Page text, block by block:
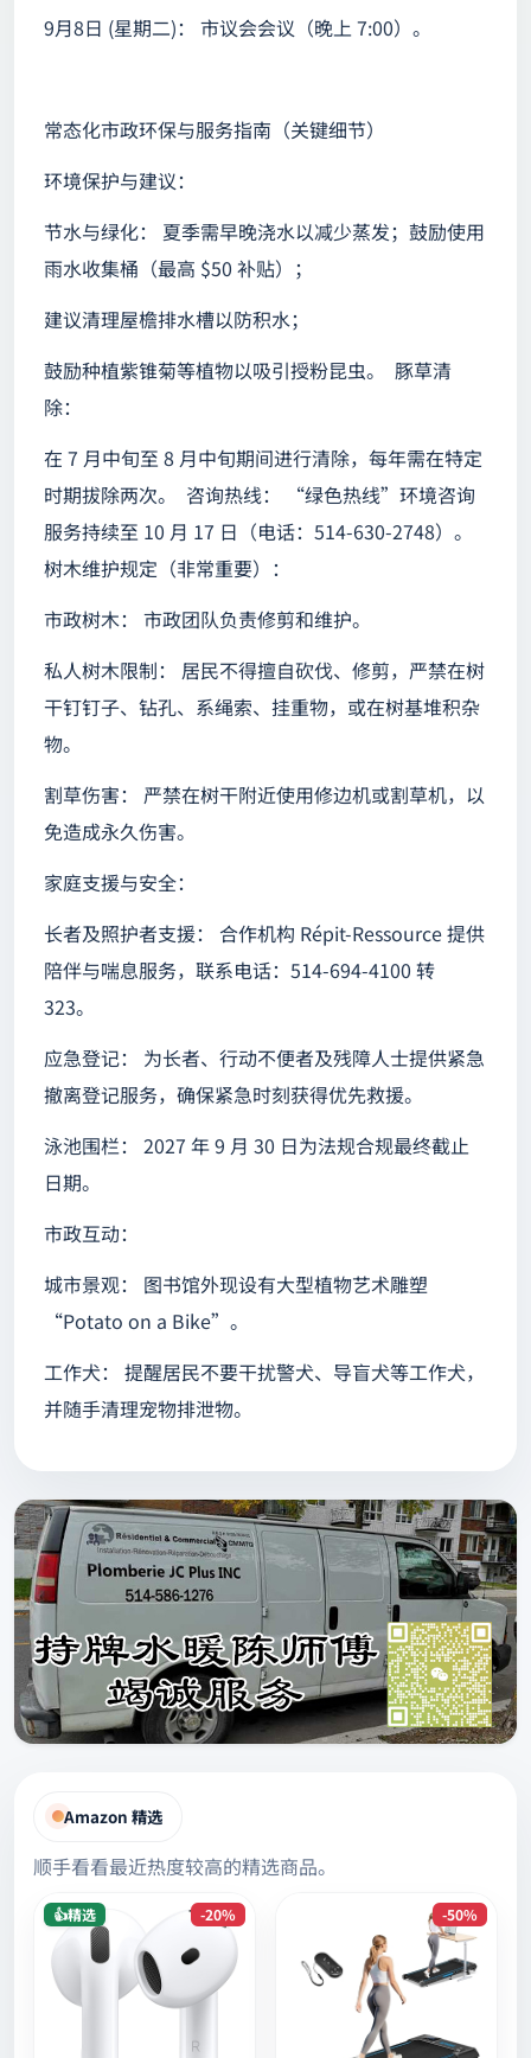
9月8日 (星期二)： 市议会会议（晚上 7:00）。
常态化市政环保与服务指南（关键细节）
环境保护与建议：
节水与绿化： 夏季需早晚浇水以减少蒸发；鼓励使用
雨水收集桶（最高 $50 补贴）；
建议清理屋檐排水槽以防积水；
鼓励种植紫锥菊等植物以吸引授粉昆虫。 豚草清
除：
在 7 月中旬至 8 月中旬期间进行清除，每年需在特定
时期拔除两次。 咨询热线： “绿色热线”环境咨询
服务持续至 10 月 17 日（电话：514-630-2748）。
树木维护规定（非常重要）：
市政树木： 市政团队负责修剪和维护。
私人树木限制： 居民不得擅自砍伐、修剪，严禁在树
干钉钉子、钻孔、系绳索、挂重物，或在树基堆积杂
物。
割草伤害： 严禁在树干附近使用修边机或割草机，以
免造成永久伤害。
家庭支援与安全：
长者及照护者支援： 合作机构 Répit-Ressource 提供
陪伴与喘息服务，联系电话：514-694-4100 转
323。
应急登记： 为长者、行动不便者及残障人士提供紧急
撤离登记服务，确保紧急时刻获得优先救援。
泳池围栏： 2027 年 9 月 30 日为法规合规最终截止
日期。
市政互动：
城市景观： 图书馆外现设有大型植物艺术雕塑
“Potato on a Bike”。
工作犬： 提醒居民不要干扰警犬、导盲犬等工作犬，
并随手清理宠物排泄物。
Amazon 精选
顺手看看最近热度较高的精选商品。
-20%
👍精选 -50%